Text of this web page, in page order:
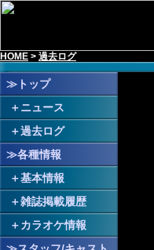
HOME > 過去ログ
≫トップ
＋ニュース
＋過去ログ
≫各種情報
＋基本情報
＋雑誌掲載履歴
＋カラオケ情報
;